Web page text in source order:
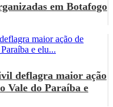
em Botafogo
deflagra maior ação
Vale do Paraíba e